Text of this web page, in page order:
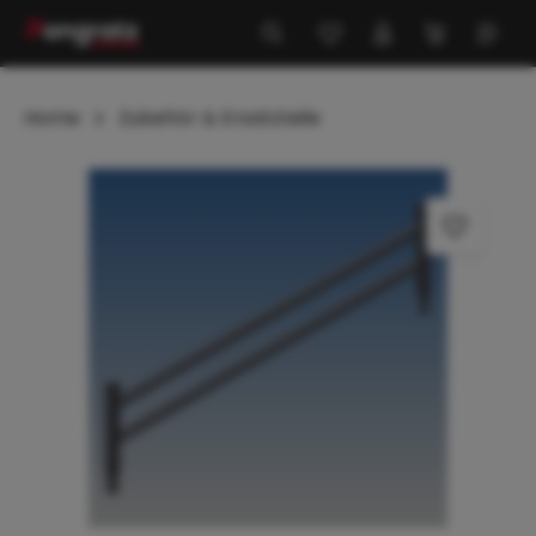
springen
Home Zubehör & Ersatzteile
Bildergalerie überspringen